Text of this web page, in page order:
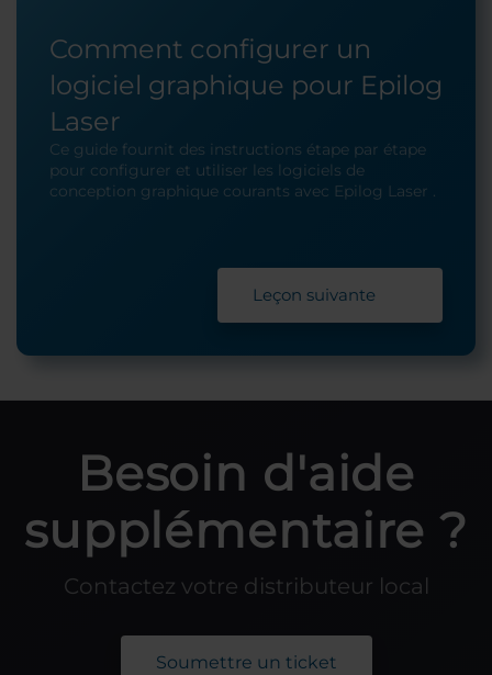
Comment configurer un
logiciel graphique pour Epilog
Laser
Ce guide fournit des instructions étape par étape
pour configurer et utiliser les logiciels de
conception graphique courants avec Epilog Laser .
Leçon suivante
Besoin d'aide
supplémentaire ?
Contactez votre distributeur local
Soumettre un ticket